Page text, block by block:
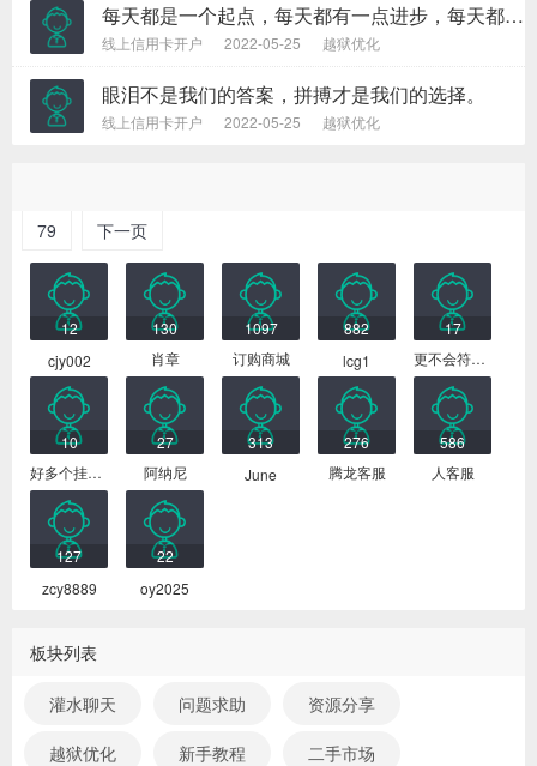
每天都是一个起点，每天都有一点进步，每天都有一点收获!
线上信用卡开户 2022-05-25 越狱优化
眼泪不是我们的答案，拼搏才是我们的选择。
线上信用卡开户 2022-05-25 越狱优化
79
下一页
最新会员
12
cjy002
130
肖章
1097
订购商城
882
lcg1
17
更不会符合你
10
好多个挂号费
27
阿纳尼
313
June
276
腾龙客服
586
人客服
127
zcy8889
22
oy2025
板块列表
灌水聊天 问题求助 资源分享
越狱优化 新手教程 二手市场